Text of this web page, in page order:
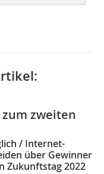
zweiten
/ Internet-
über Gewinner
Zukunftstag 2022